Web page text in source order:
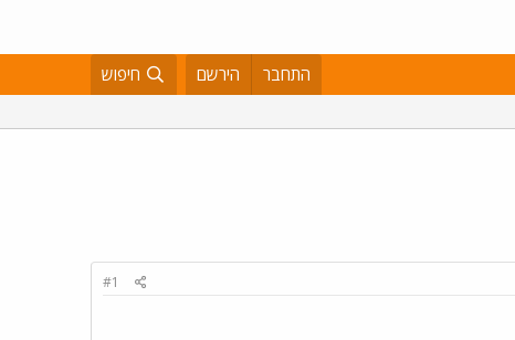
התחבר הירשם חיפוש
#1